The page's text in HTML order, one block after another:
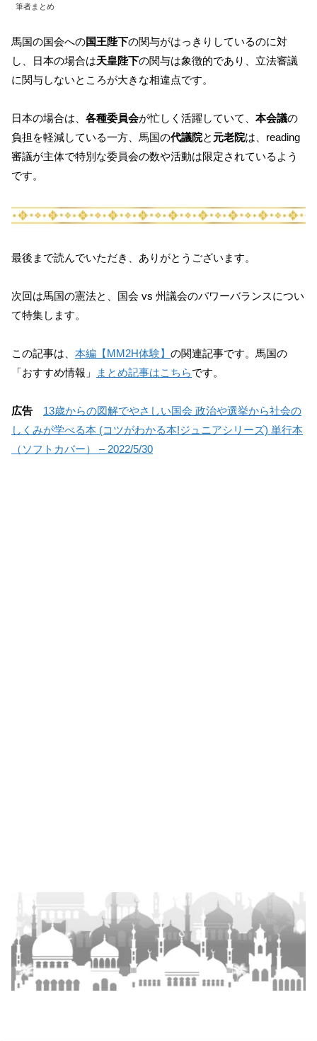
筆者まとめ
馬国の国会への国王陛下の関与がはっきりしているのに対
し、日本の場合は天皇陛下の関与は象徴的であり、立法審議
に関与しないところが大きな相違点です。
日本の場合は、 各種委員会が忙しく活躍していて、 本会議の
負担を軽減している一方、馬国の代議院と 元老院は、reading
審議が主体で特別な委員会の数や活動は限定されているよう
です。
最後まで読んでいただき、ありがとうございます。
次回は馬国の憲法と、国会 vs 州議会のパワーバランスについ
て特集します。
この記事は、 本編【MM2H体験】 の関連記事です。馬国の
「おすすめ情報」
まとめ記事はこちらです。
広告
13歳からの図解でやさしい国会 政治や選挙から社会の
しくみが学べる本 (コツがわかる本!ジュニアシリーズ) 単行本
（ソフトカバー） – 2022/5/30